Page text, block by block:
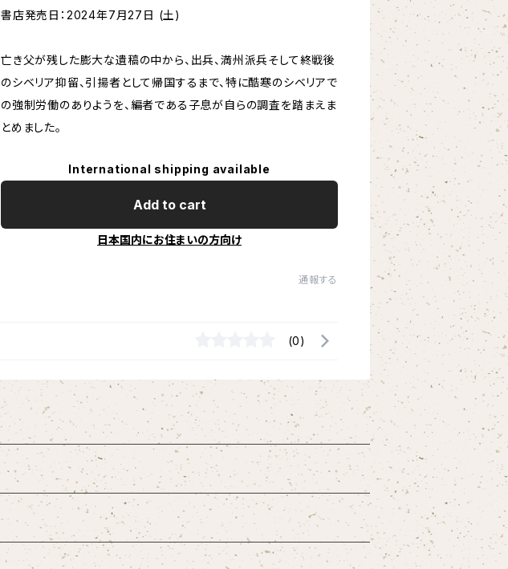
書店発売日：2024年7月27日 (土)
亡き父が残した膨大な遺稿の中から、出兵、満州派兵そして終戦後
のシベリア抑留、引揚者として帰国するまで、特に酷寒のシベリアで
の強制労働のありようを、編者である子息が自らの調査を踏まえま
とめました。
International shipping available
Add to cart
日本国内にお住まいの方向け
通報する
(0)